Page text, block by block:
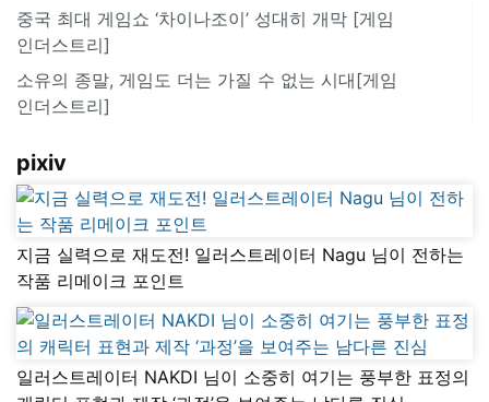
중국 최대 게임쇼 ‘차이나조이’ 성대히 개막 [게임
인더스트리]
소유의 종말, 게임도 더는 가질 수 없는 시대[게임
인더스트리]
pixiv
지금 실력으로 재도전! 일러스트레이터 Nagu 님이 전하는
작품 리메이크 포인트
일러스트레이터 NAKDI 님이 소중히 여기는 풍부한 표정의